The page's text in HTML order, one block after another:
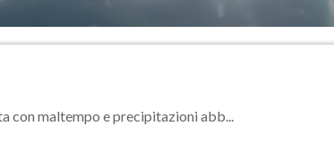
con maltempo e precipitazioni abb...